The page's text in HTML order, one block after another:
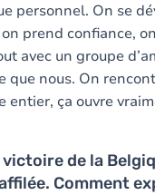
personnel. On se
prend confiance,
avec un groupe
que nous. On
entier, ça ouvre
victoire de la
Comment